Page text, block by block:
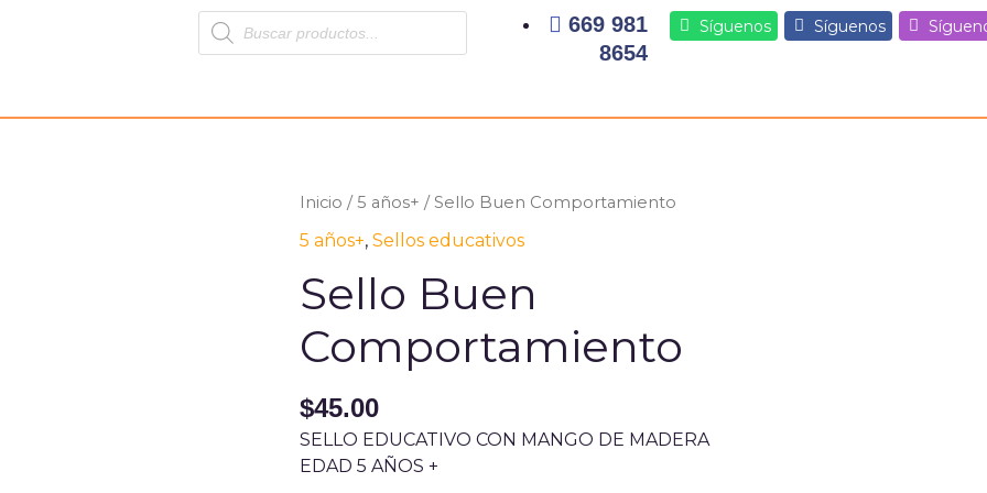
Products
search
669 981
8654
Síguenos Síguenos
Inicio /5 años+ / Sello Buen Comportamiento
5 años+, Sellos educativos
Sello Buen
Comportamiento
$45.00
SELLO EDUCATIVO CON MANGO DE MADERA
EDAD 5 AÑOS +